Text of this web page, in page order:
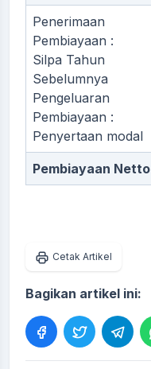
Penerimaan
Pembiayaan :
Silpa Tahun
Sebelumnya
Pengeluaran
Pembiayaan :
Penyertaan modal
Pembiayaan Netto
Cetak Artikel
Bagikan artikel ini: